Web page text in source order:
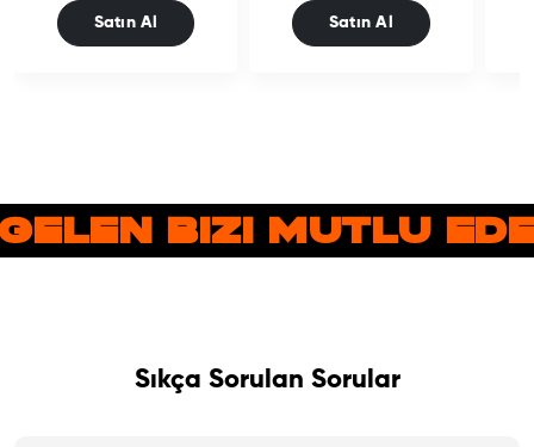
Satın Al Satın Al
BIZI MUTLU
Sıkça Sorulan Sorular